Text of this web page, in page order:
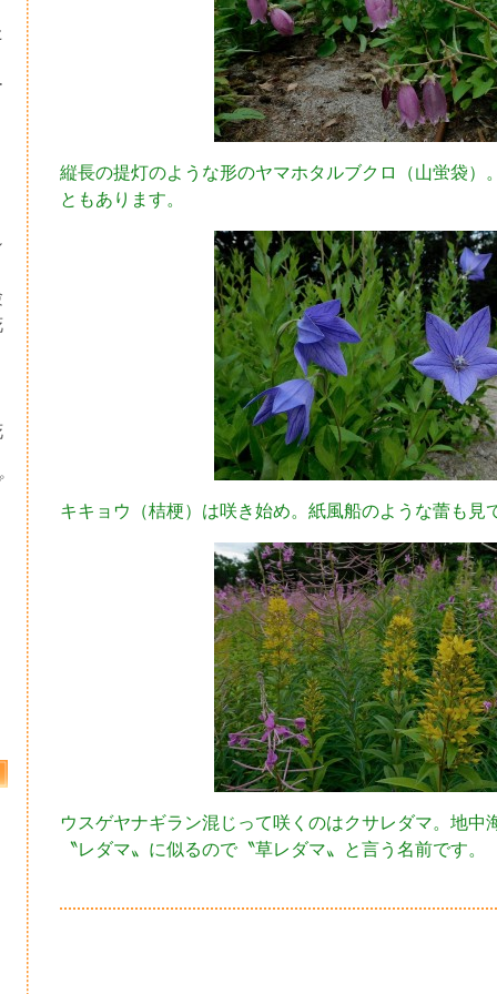
縦長の提灯のような形のヤマホタルブクロ（山蛍袋）
ともあります。
キキョウ（桔梗）は咲き始め。紙風船のような蕾も見
ウスゲヤナギラン混じって咲くのはクサレダマ。地中
〝レダマ〟に似るので〝草レダマ〟と言う名前です。